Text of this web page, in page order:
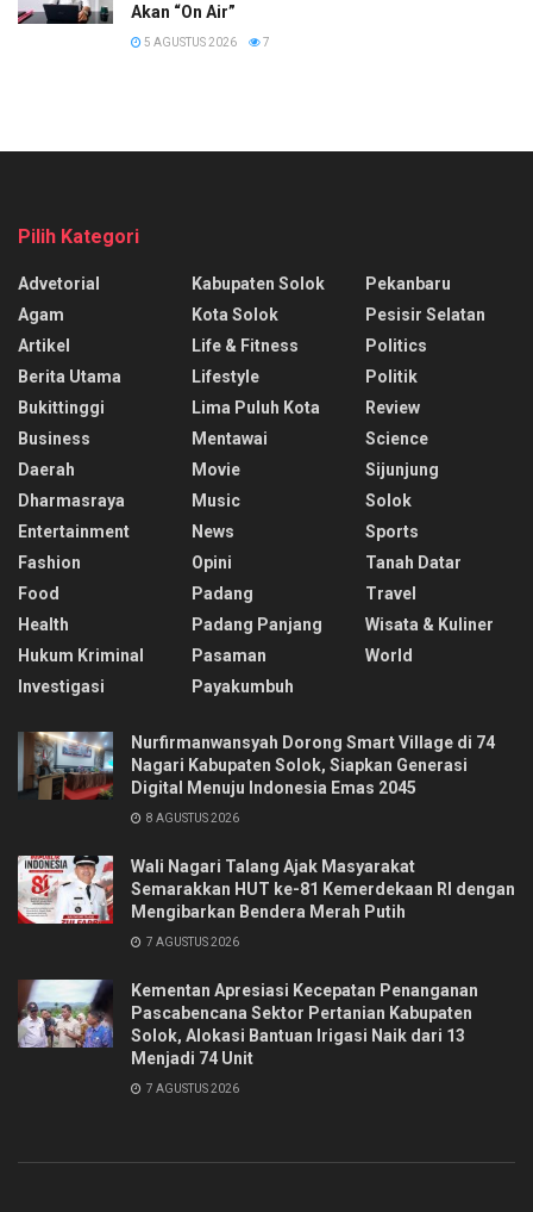
Akan “On Air”
5 AGUSTUS 2026 7
Pilih Kategori
Advetorial
Agam
Artikel
Berita Utama
Bukittinggi
Business
Daerah
Dharmasraya
Entertainment
Fashion
Food
Health
Hukum Kriminal
Investigasi
Kabupaten Solok
Kota Solok
Life & Fitness
Lifestyle
Lima Puluh Kota
Mentawai
Movie
Music
News
Opini
Padang
Padang Panjang
Pasaman
Payakumbuh
Pekanbaru
Pesisir Selatan
Politics
Politik
Review
Science
Sijunjung
Solok
Sports
Tanah Datar
Travel
Wisata & Kuliner
World
Nurfirmanwansyah Dorong Smart Village di 74
Nagari Kabupaten Solok, Siapkan Generasi
Digital Menuju Indonesia Emas 2045
8 AGUSTUS 2026
Wali Nagari Talang Ajak Masyarakat
Semarakkan HUT ke-81 Kemerdekaan RI dengan
Mengibarkan Bendera Merah Putih
7 AGUSTUS 2026
Kementan Apresiasi Kecepatan Penanganan
Pascabencana Sektor Pertanian Kabupaten
Solok, Alokasi Bantuan Irigasi Naik dari 13
Menjadi 74 Unit
7 AGUSTUS 2026